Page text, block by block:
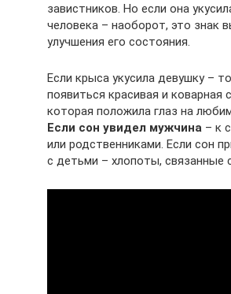
завистников. Но если она
человека – наоборот, это знак
улучшения его состояния.
Если крыса укусила девушку –
появиться красивая и коварная
которая положила глаз на
Если сон увидел мужчина – к
или родственниками. Если сон
с детьми – хлопоты, связанные